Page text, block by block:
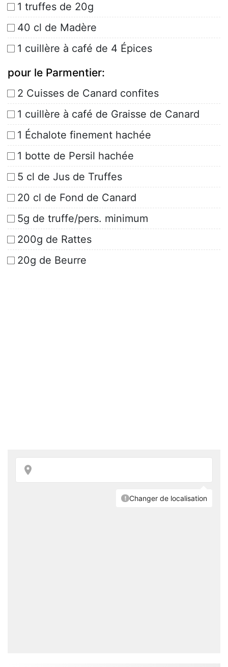
1 truffes de 20g
40 cl de Madère
1 cuillère à café de 4 Épices
pour le Parmentier:
2 Cuisses de Canard confites
1 cuillère à café de Graisse de Canard
1 Échalote finement hachée
1 botte de Persil hachée
5 cl de Jus de Truffes
20 cl de Fond de Canard
5g de truffe/pers. minimum
200g de Rattes
20g de Beurre